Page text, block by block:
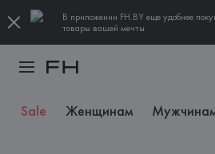
В приложении FH.BY еще удобнее
товары вашей мечты
Sale Женщинам